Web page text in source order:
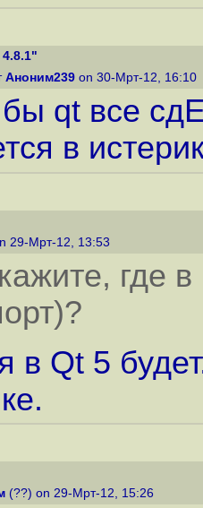
Аноним239 on 30-Мрт-12, 16:10
бы qt все
в
29-Мрт-12, 13:53
где
в Qt 5
(??) on 29-Мрт-12, 15:26